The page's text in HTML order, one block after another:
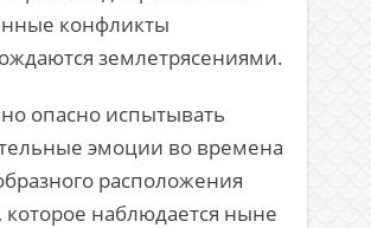
конфликты
землетрясениями.
опасно испытывать
эмоции во времена
расположения
которое наблюдается ныне